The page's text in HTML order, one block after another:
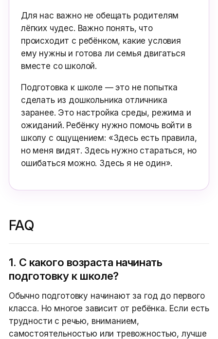
Для нас важно не обещать родителям
лёгких чудес. Важно понять, что
происходит с ребёнком, какие условия
ему нужны и готова ли семья двигаться
вместе со школой.
Подготовка к школе — это не попытка
сделать из дошкольника отличника
заранее. Это настройка среды, режима и
ожиданий. Ребёнку нужно помочь войти в
школу с ощущением: «Здесь есть правила,
но меня видят. Здесь нужно стараться, но
ошибаться можно. Здесь я не один».
FAQ
1. С какого возраста начинать
подготовку к школе?
Обычно подготовку начинают за год до первого
класса. Но многое зависит от ребёнка. Если есть
трудности с речью, вниманием,
самостоятельностью или тревожностью, лучше